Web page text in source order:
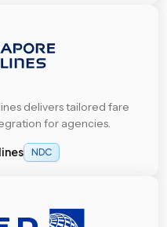
delivers tailored fare
for agencies.
NDC